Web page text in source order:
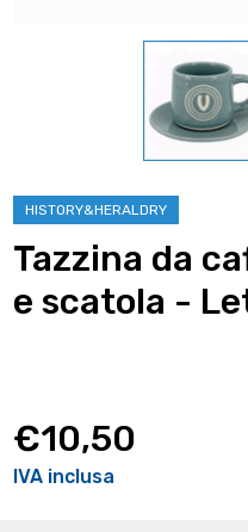
HISTORY&HERALDRY
Tazzina da
e scatola -
€10,50
IVA inclusa